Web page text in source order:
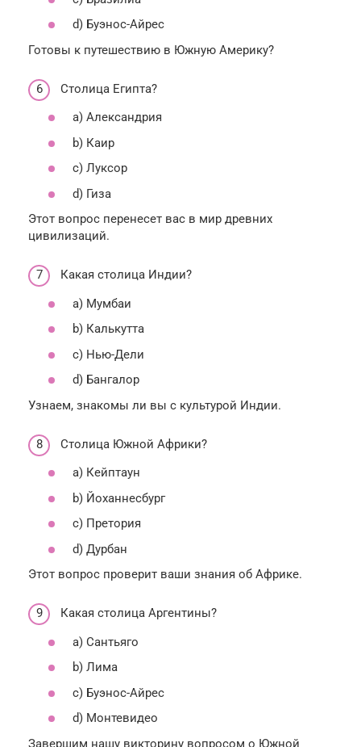
d) Буэнос-Айрес
Готовы к путешествию в Южную Америку?
Столица Египта?
a) Александрия
b) Каир
c) Луксор
d) Гиза
Этот вопрос перенесет вас в мир древних
цивилизаций.
Какая столица Индии?
a) Мумбаи
b) Калькутта
c) Нью-Дели
d) Бангалор
Узнаем, знакомы ли вы с культурой Индии.
Столица Южной Африки?
a) Кейптаун
b) Йоханнесбург
c) Претория
d) Дурбан
Этот вопрос проверит ваши знания об Африке.
Какая столица Аргентины?
a) Сантьяго
b) Лима
c) Буэнос-Айрес
d) Монтевидео
Завершим нашу викторину вопросом о Южной